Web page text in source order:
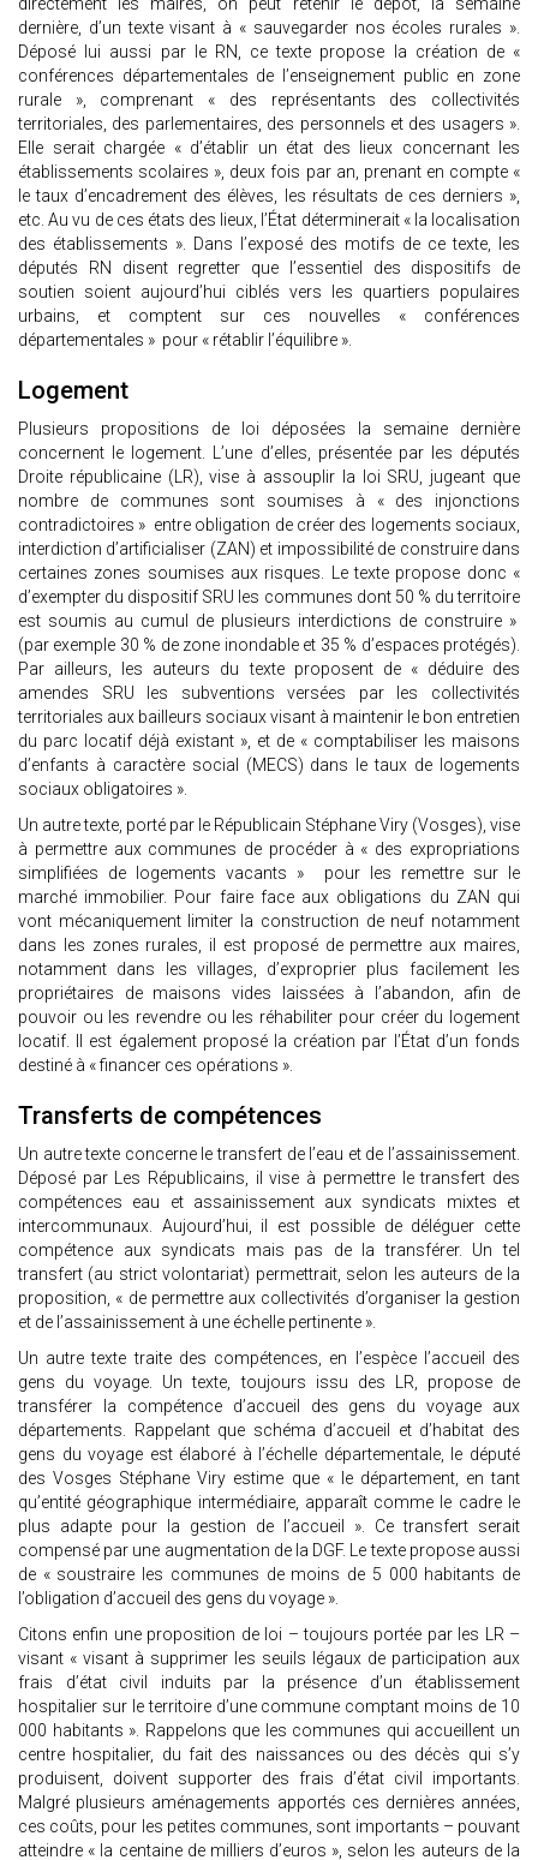
directement les maires, on peut retenir le dépôt, la semaine
dernière, d’un texte visant à « sauvegarder nos écoles rurales ».
Déposé lui aussi par le RN, ce texte propose la création de «
conférences départementales de l’enseignement public en zone
rurale », comprenant « des représentants des collectivités
territoriales, des parlementaires, des personnels et des usagers ».
Elle serait chargée « d’établir un état des lieux concernant les
établissements scolaires », deux fois par an, prenant en compte «
le taux d’encadrement des élèves, les résultats de ces derniers »,
etc. Au vu de ces états des lieux, l’État déterminerait « la localisation
des établissements ». Dans l’exposé des motifs de ce texte, les
députés RN disent regretter que l’essentiel des dispositifs de
soutien soient aujourd’hui ciblés vers les quartiers populaires
urbains, et comptent sur ces nouvelles « conférences
départementales » pour « rétablir l’équilibre ».
Logement
Plusieurs propositions de loi déposées la semaine dernière
concernent le logement. L’une d’elles, présentée par les députés
Droite républicaine (LR), vise à assouplir la loi SRU, jugeant que
nombre de communes sont soumises à « des injonctions
contradictoires » entre obligation de créer des logements sociaux,
interdiction d’artificialiser (ZAN) et impossibilité de construire dans
certaines zones soumises aux risques. Le texte propose donc «
d’exempter du dispositif SRU les communes dont 50 % du territoire
est soumis au cumul de plusieurs interdictions de construire »
(par exemple 30 % de zone inondable et 35 % d’espaces protégés).
Par ailleurs, les auteurs du texte proposent de « déduire des
amendes SRU les subventions versées par les collectivités
territoriales aux bailleurs sociaux visant à maintenir le bon entretien
du parc locatif déjà existant », et de « comptabiliser les maisons
d’enfants à caractère social (MECS) dans le taux de logements
sociaux obligatoires ».
Un autre texte, porté par le Républicain Stéphane Viry (Vosges), vise
à permettre aux communes de procéder à « des expropriations
simplifiées de logements vacants » pour les remettre sur le
marché immobilier. Pour faire face aux obligations du ZAN qui
vont mécaniquement limiter la construction de neuf notamment
dans les zones rurales, il est proposé de permettre aux maires,
notamment dans les villages, d’exproprier plus facilement les
propriétaires de maisons vides laissées à l’abandon, afin de
pouvoir ou les revendre ou les réhabiliter pour créer du logement
locatif. Il est également proposé la création par l’État d’un fonds
destiné à « financer ces opérations ».
Transferts de compétences
Un autre texte concerne le transfert de l’eau et de l’assainissement.
Déposé par Les Républicains, il vise à permettre le transfert des
compétences eau et assainissement aux syndicats mixtes et
intercommunaux. Aujourd’hui, il est possible de déléguer cette
compétence aux syndicats mais pas de la transférer. Un tel
transfert (au strict volontariat) permettrait, selon les auteurs de la
proposition, « de permettre aux collectivités d’organiser la gestion
et de l’assainissement à une échelle pertinente ».
Un autre texte traite des compétences, en l’espèce l’accueil des
gens du voyage. Un texte, toujours issu des LR, propose de
transférer la compétence d’accueil des gens du voyage aux
départements. Rappelant que schéma d’accueil et d’habitat des
gens du voyage est élaboré à l’échelle départementale, le député
des Vosges Stéphane Viry estime que « le département, en tant
qu’entité géographique intermédiaire, apparaît comme le cadre le
plus adapte pour la gestion de l’accueil ». Ce transfert serait
compensé par une augmentation de la DGF. Le texte propose aussi
de « soustraire les communes de moins de 5 000 habitants de
l’obligation d’accueil des gens du voyage ».
Citons enfin une proposition de loi – toujours portée par les LR –
visant « visant à supprimer les seuils légaux de participation aux
frais d’état civil induits par la présence d’un établissement
hospitalier sur le territoire d’une commune comptant moins de 10
000 habitants ». Rappelons que les communes qui accueillent un
centre hospitalier, du fait des naissances ou des décès qui s’y
produisent, doivent supporter des frais d’état civil importants.
Malgré plusieurs aménagements apportés ces dernières années,
ces coûts, pour les petites communes, sont importants – pouvant
atteindre « la centaine de milliers d’euros », selon les auteurs de la